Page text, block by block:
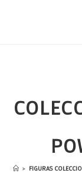
> FIGURAS